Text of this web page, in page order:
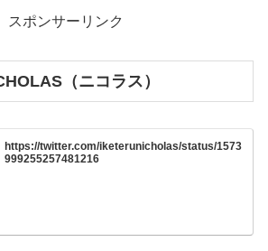
スポンサーリンク
（ニコラス）
https://twitter.com/iketerunicholas/status/1573
999255257481216